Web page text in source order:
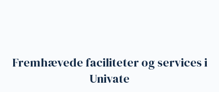
Fremhævede faciliteter og services i
Univate